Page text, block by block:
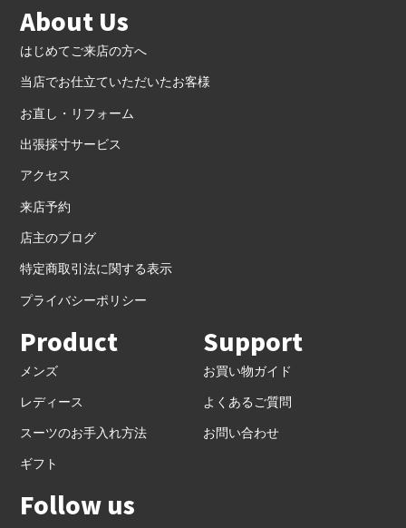
About Us
はじめてご来店の方へ
当店でお仕立ていただいたお客様
お直し・リフォーム
出張採寸サービス
アクセス
来店予約
店主のブログ
特定商取引法に関する表示
プライバシーポリシー
Product
メンズ
レディース
スーツのお手入れ方法
ギフト
Support
お買い物ガイド
よくあるご質問
お問い合わせ
Follow us